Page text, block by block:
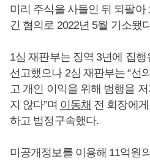
미리 주식을 사들인 뒤 되팔아
긴 혐의로 2022년 5월 기소됐
1심 재판부는 징역 3년에 집
선고했으나 2심 재판부는 “선
고 개인 이익을 위해 범행을
지 않다”며 이동채 전 회장에
하고 법정구속했다.
미공개정보를 이용해 11억원